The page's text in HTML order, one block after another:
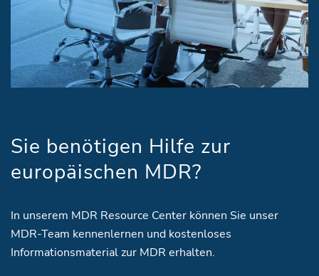
Sie benötigen Hilfe zur
europäischen MDR?
In unserem MDR Resource Center können Sie unser
MDR-Team kennenlernen und kostenloses
Informationsmaterial zur MDR erhalten.